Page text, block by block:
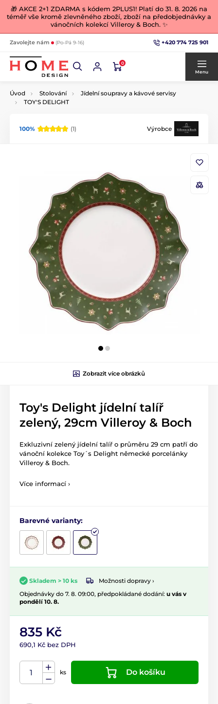
🎁 AKCE 2+1 ZDARMA s kódem 2PLUS1! Platí do 31. 8. 2026 na
téměř vše kromě zlevněného zboží, zboží na předobjednávky a
vánočních kolekcí Villeroy & Boch. ✨
Zavolejte nám (Po-Pá 9-16) +420 774 725 901
0
Menu
Úvod Stolování
Jídelní soupravy a kávové servisy
TOY'S DELIGHT
100% (1) Výrobce
Zobrazit více obrázků
Toy's Delight jídelní talíř
zelený, 29cm Villeroy & Boch
Exkluzivní zelený jídelní talíř o průměru 29 cm patří do
vánoční kolekce Toy´s Delight německé porcelánky
Villeroy & Boch.
Více informací ›
Barevné varianty:
Skladem > 10 ks
Možnosti dopravy ›
Objednávky do 7. 8. 09:00, předpokládané dodání: u vás v
pondělí 10. 8.
835 Kč
690,1 Kč bez DPH
ks Do košíku